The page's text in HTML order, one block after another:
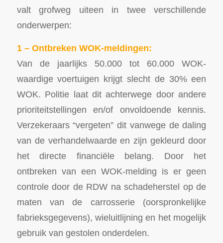
valt grofweg uiteen in twee verschillende
onderwerpen:
1 – Ontbreken WOK-meldingen:
Van de jaarlijks 50.000 tot 60.000 WOK-
waardige voertuigen krijgt slecht de 30% een
WOK. Politie laat dit achterwege door andere
prioriteitstellingen en/of onvoldoende kennis.
Verzekeraars “vergeten” dit vanwege de daling
van de verhandelwaarde en zijn gekleurd door
het directe financiële belang. Door het
ontbreken van een WOK-melding is er geen
controle door de RDW na schadeherstel op de
maten van de carrosserie (oorspronkelijke
fabrieksgegevens), wieluitlijning en het mogelijk
gebruik van gestolen onderdelen.